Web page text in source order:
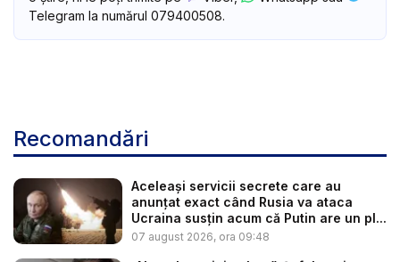
Telegram la numărul 079400508.
Recomandări
Aceleași servicii secrete care au
anunțat exact când Rusia va ataca
Ucraina susțin acum că Putin are un pl...
07 august 2026, ora 09:48